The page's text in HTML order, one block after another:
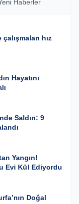
Haberler
hız
Hayatını
Saldırı: 9
Yangın!
Evi Kül Ediyordu
Doğal